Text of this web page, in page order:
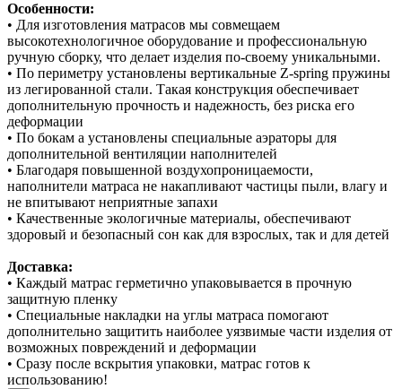
Особенности:
• Для изготовления матрасов мы совмещаем
высокотехнологичное оборудование и профессиональную
ручную сборку, что делает изделия по-своему уникальными.
• По периметру установлены вертикальные Z-spring пружины
из легированной стали. Такая конструкция обеспечивает
дополнительную прочность и надежность, без риска его
деформации
• По бокам а установлены специальные аэраторы для
дополнительной вентиляции наполнителей
• Благодаря повышенной воздухопроницаемости,
наполнители матраса не накапливают частицы пыли, влагу и
не впитывают неприятные запахи
• Качественные экологичные материалы, обеспечивают
здоровый и безопасный сон как для взрослых, так и для детей
Доставка:
• Каждый матрас герметично упаковывается в прочную
защитную пленку
• Специальные накладки на углы матраса помогают
дополнительно защитить наиболее уязвимые части изделия от
возможных повреждений и деформации
• Сразу после вскрытия упаковки, матрас готов к
использованию!